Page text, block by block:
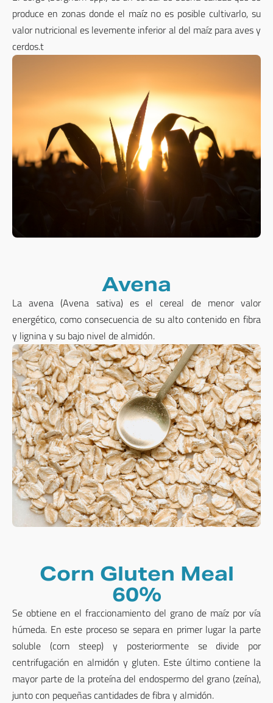
produce en zonas donde el maíz no es posible cultivarlo, su
valor nutricional es levemente inferior al del maíz para aves y
cerdos.t
Avena
La avena (Avena sativa) es el cereal de menor valor
energético, como consecuencia de su alto contenido en fibra
y lignina y su bajo nivel de almidón.
Corn Gluten Meal
60%
Se obtiene en el fraccionamiento del grano de maíz por vía
húmeda. En este proceso se separa en primer lugar la parte
soluble (corn steep) y posteriormente se divide por
centrifugación en almidón y gluten. Este último contiene la
mayor parte de la proteína del endospermo del grano (zeína),
junto con pequeñas cantidades de fibra y almidón.